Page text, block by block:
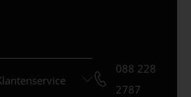
088 228
2787